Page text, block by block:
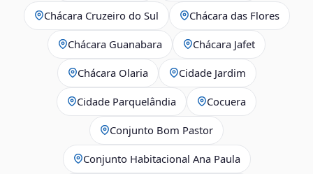
Chácara Cruzeiro do Sul Chácara das Flores
Chácara Guanabara Chácara Jafet
Chácara Olaria Cidade Jardim
Cidade Parquelândia Cocuera
Conjunto Bom Pastor
Conjunto Habitacional Ana Paula